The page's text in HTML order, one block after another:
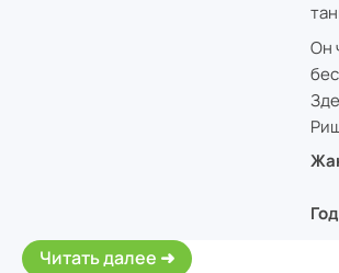
Он
Читать далее